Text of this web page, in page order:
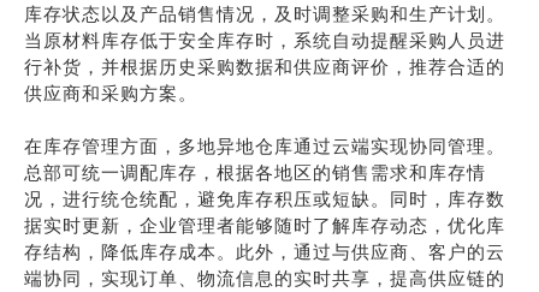
库存状态以及产品销售情况，及时调整采购和生产计划。
当原材料库存低于安全库存时，系统自动提醒采购人员进
行补货，并根据历史采购数据和供应商评价，推荐合适的
供应商和采购方案。
在库存管理方面，多地异地仓库通过云端实现协同管理。
总部可统一调配库存，根据各地区的销售需求和库存情
况，进行统仓统配，避免库存积压或短缺。同时，库存数
据实时更新，企业管理者能够随时了解库存动态，优化库
存结构，降低库存成本。此外，通过与供应商、客户的云
端协同，实现订单、物流信息的实时共享，提高供应链的